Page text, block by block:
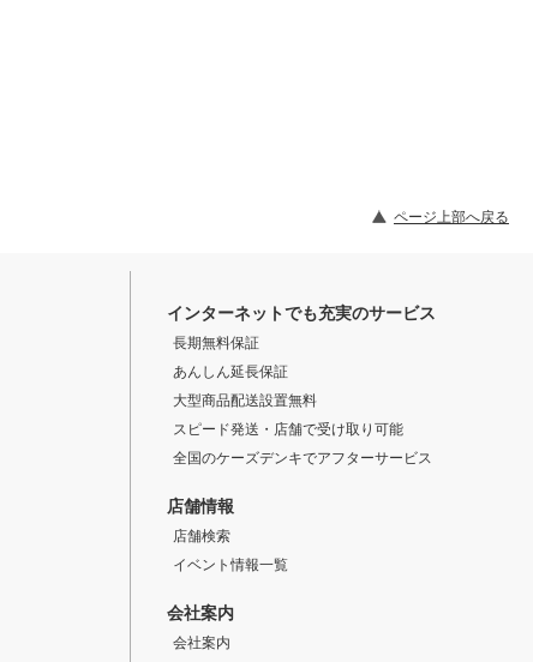
ページ上部へ戻る
インターネットでも充実のサービス
長期無料保証
あんしん延長保証
大型商品配送設置無料
スピード発送・店舗で受け取り可能
全国のケーズデンキでアフターサービス
店舗情報
店舗検索
イベント情報一覧
会社案内
会社案内